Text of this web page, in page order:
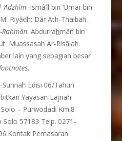
. Ismâ’îl bin ‘Umar bin
Riyâdh: Dâr Ath-Thaibah.
. Abdurrahmân bin
Muassasah Ar-Risâlah.
lain yang sebagian besar
.
Edisi 06/Tahun
Yayasan Lajnah
– Purwodadi Km.8
57183 Telp. 0271-
Pemasaran